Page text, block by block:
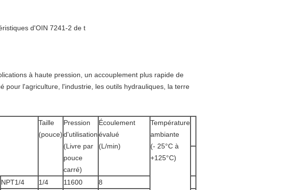
d'OIN 7241-2 de t
à haute pression, un accouplement plus rapide de
pour l'agriculture, l'industrie, les outils hydrauliques, la terre
Taille
(pouce)
Pression
d'utilisation
(Livre par
pouce
carré)
Écoulement
évalué
(L/min)
Température
ambiante
(- 25°C à
+125°C)
NPT1/4 1/4 11600
8